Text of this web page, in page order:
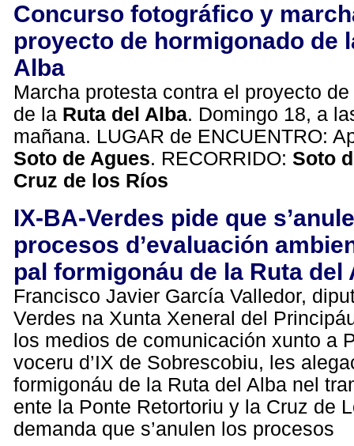
Concurso fotográfico y
proyecto de hormigonado de
Alba
Marcha protesta contra el proyecto
de la Ruta del Alba. Domingo 18, a
mañana. LUGAR de ENCUENTRO:
Soto de Agues. RECORRIDO: Soto
Cruz de los Ríos
IX-BA-Verdes pide que
procesos d’evaluación
pal formigonáu de la Ruta del
Francisco Javier García Valledor,
Verdes na Xunta Xeneral del
los medios de comunicación xunto a
voceru d’IX de Sobrescobiu, les
formigonáu de la Ruta del Alba nel
ente la Ponte Retortoriu y la Cruz de
demanda que s’anulen los procesos